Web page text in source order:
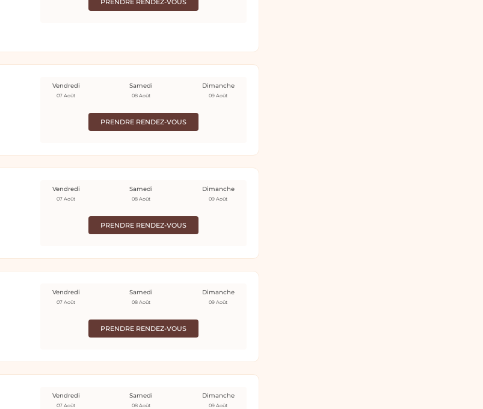
PRENDRE RENDEZ-VOUS
PRENDRE RENDEZ-VOUS
Vendredi
07 Août
Samedi
08 Août
Dimanche
09 Août
PRENDRE RENDEZ-VOUS
Vendredi
07 Août
Samedi
08 Août
Dimanche
09 Août
PRENDRE RENDEZ-VOUS
Vendredi
07 Août
Samedi
08 Août
Dimanche
09 Août
Vendredi
07 Août
Samedi
08 Août
Dimanche
09 Août